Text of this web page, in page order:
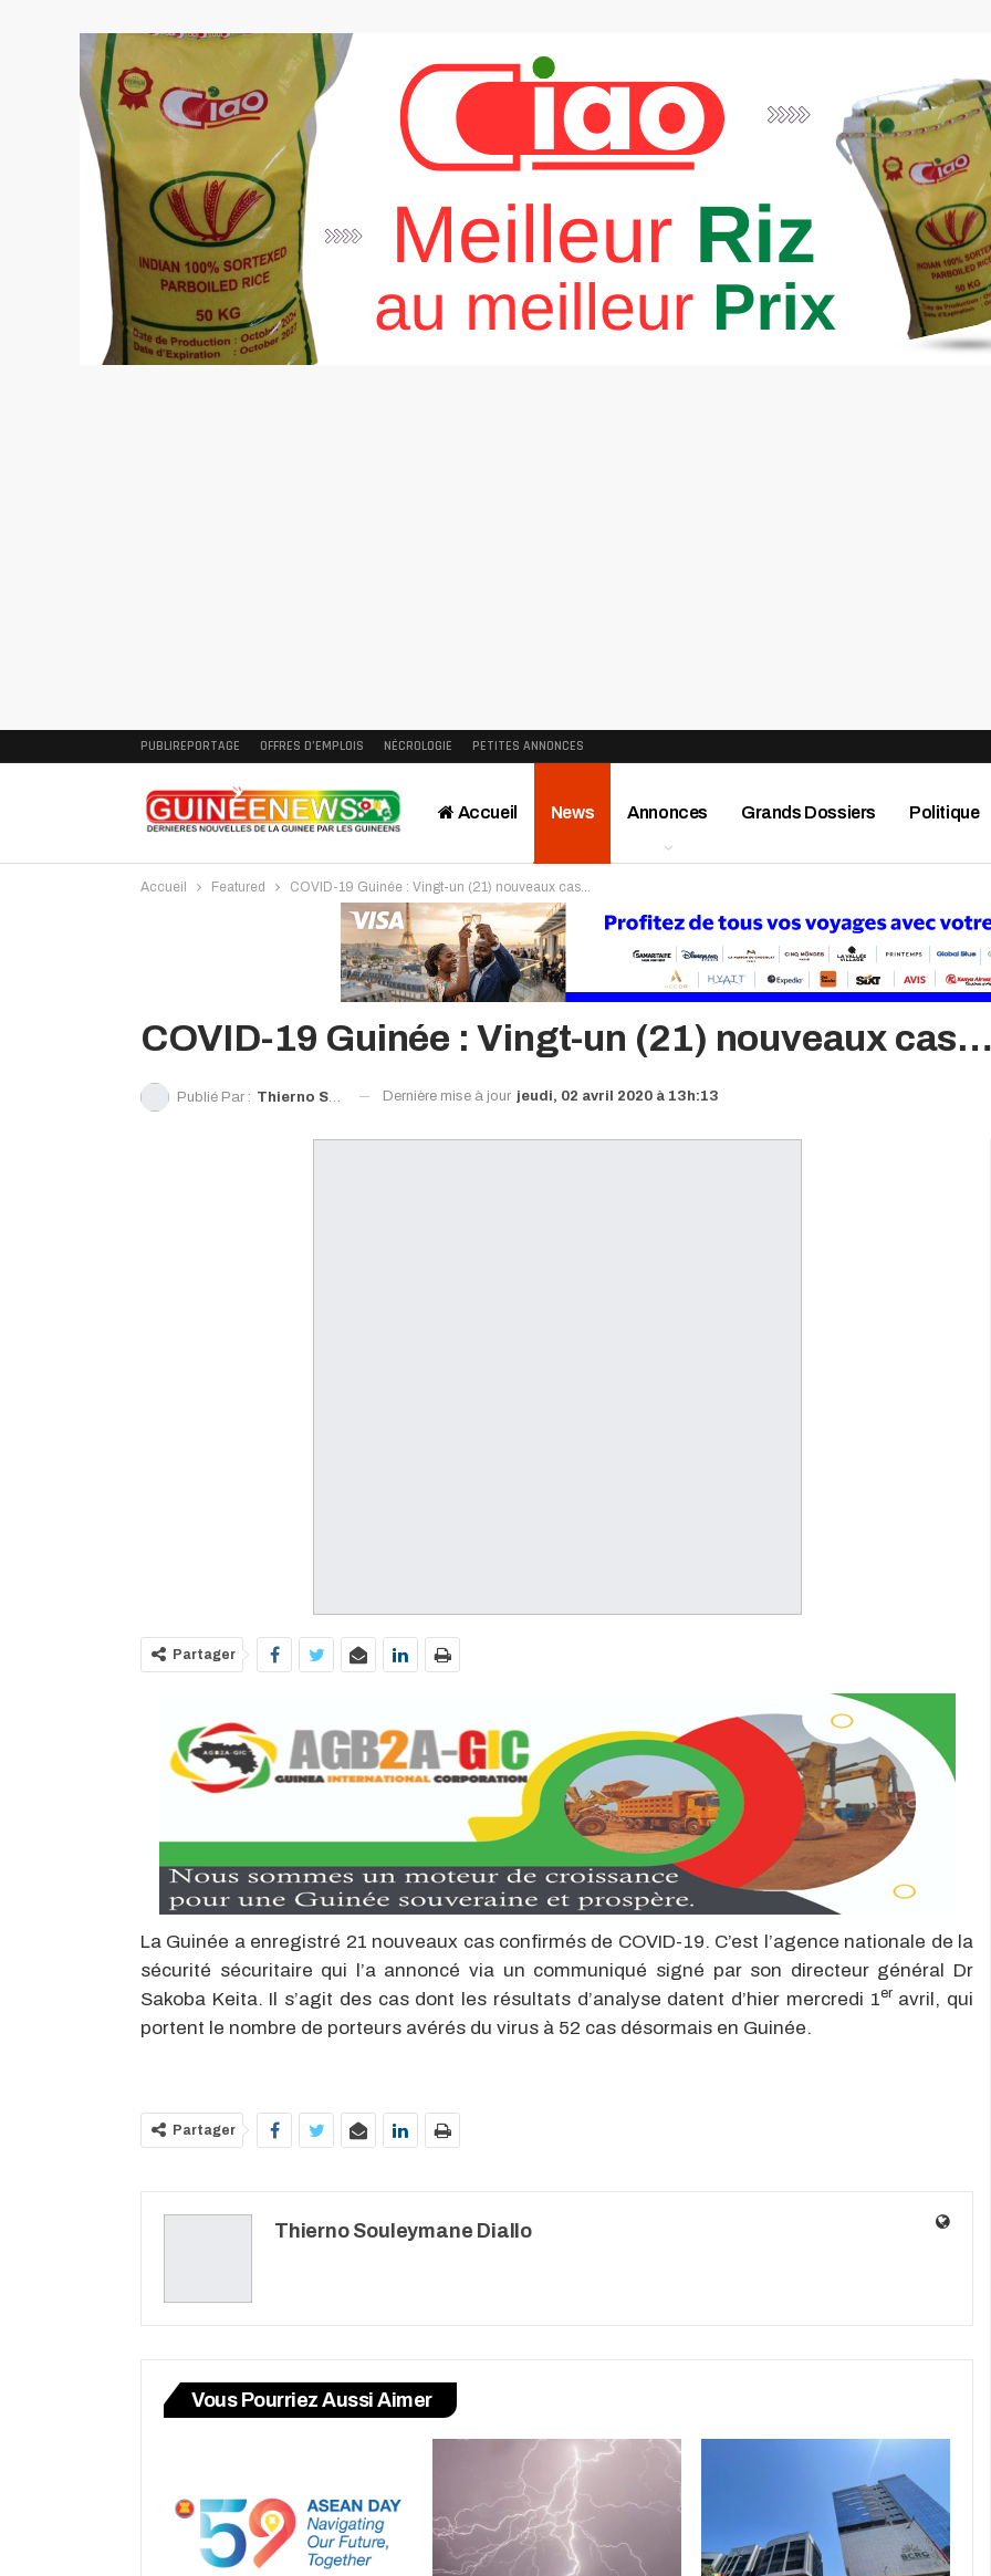
PUBLIREPORTAGE OFFRES D’EMPLOIS NÉCROLOGIE PETITES ANNONCES
Accueil News Annonces Grands Dossiers Politique
Interviews Publireportage Région
Accueil Featured COVID-19 Guinée : Vingt-un (21) nouveaux cas…
COVID-19 Guinée : Vingt-un (21) nouveaux
Publié Par : Thierno Souleymane Diallo Dernière mise à jour jeudi, 02 avril 2020 à 13h:13
Partager
La Guinée a enregistré 21 nouveaux cas confirmés de COVID-19. C’est l’agence nationale de la
sécurité sécuritaire qui l’a annoncé via un communiqué signé par son directeur général Dr
Sakoba Keita. Il s’agit des cas dont les résultats d’analyse datent d’hier mercredi 1er avril, qui
portent le nombre de porteurs avérés du virus à 52 cas désormais en Guinée.
Partager
Thierno Souleymane Diallo
Vous Pourriez Aussi Aimer